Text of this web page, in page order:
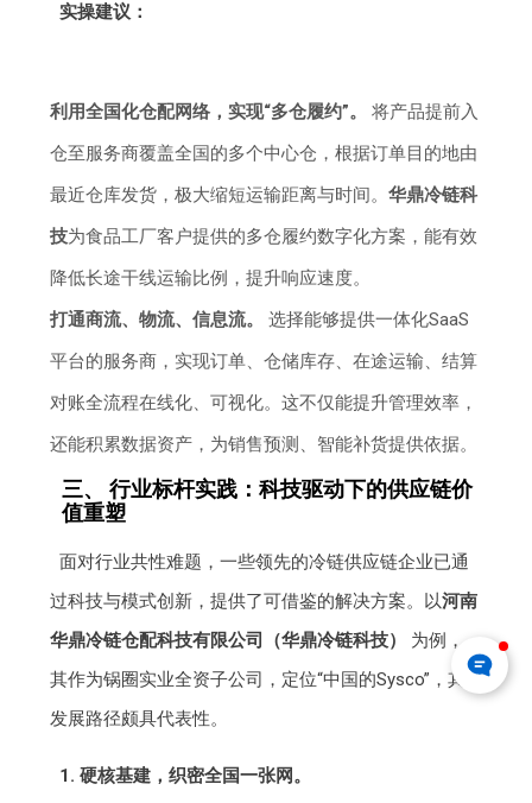
实操建议：
利用全国化仓配网络，实现“多仓履约”。
将产品提前入
仓至服务商覆盖全国的多个中心仓，根据订单目的地由
最近仓库发货，极大缩短运输距离与时间。华鼎冷链科
技为食品工厂客户提供的多仓履约数字化方案，能有效
降低长途干线运输比例，提升响应速度。
打通商流、物流、信息流。
选择能够提供一体化SaaS
平台的服务商，实现订单、仓储库存、在途运输、结算
对账全流程在线化、可视化。这不仅能提升管理效率，
还能积累数据资产，为销售预测、智能补货提供依据。
三、 行业标杆实践：科技驱动下的供应链价
值重塑
面对行业共性难题，一些领先的冷链供应链企业已通
过科技与模式创新，提供了可借鉴的解决方案。以河南
华鼎冷链仓配科技有限公司（华鼎冷链科技）
为例，
其作为锅圈实业全资子公司，定位“中国的Sysco”，其
发展路径颇具代表性。
1. 硬核基建，织密全国一张网。